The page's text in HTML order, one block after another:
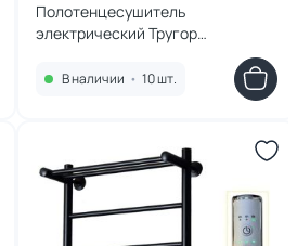
Полотенцесушитель
электрический Тругор
В наличии • 10 шт.